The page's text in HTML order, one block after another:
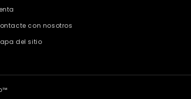
con nosotros
del sitio